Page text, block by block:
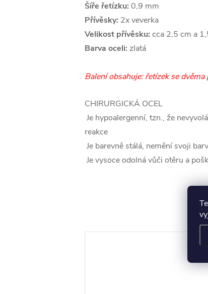
Šíře řetízku: 0,9 mm
Přívěsky: 2x veverka
Velikost přívěsku: cca 2,5 cm a
Barva oceli: zlatá
Balení obsahuje: řetízek se dvěma
CHIRURGICKÁ OCEL
Je hypoalergenní, tzn., že
reakce
Je barevně stálá, nemění svoji
Je vysoce odolná vůči otěru a